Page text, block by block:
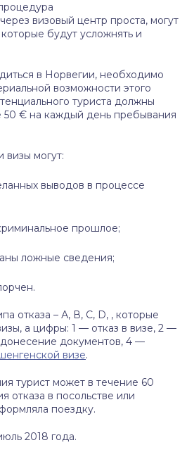
через визовый центр проста, могут
будут усложнять и
в Норвегии, необходимо
возможности этого
туриста должны
50 € на каждый день пребывания
визы могут:
выводов в процессе
прошлое;
ложные сведения;
отказа – А, В, С, D, , которые
а цифры: 1 — отказ в визе, 2 —
документов, 4 —
визе.
турист может в течение 60
отказа в посольстве или
поездку.
2018 года.